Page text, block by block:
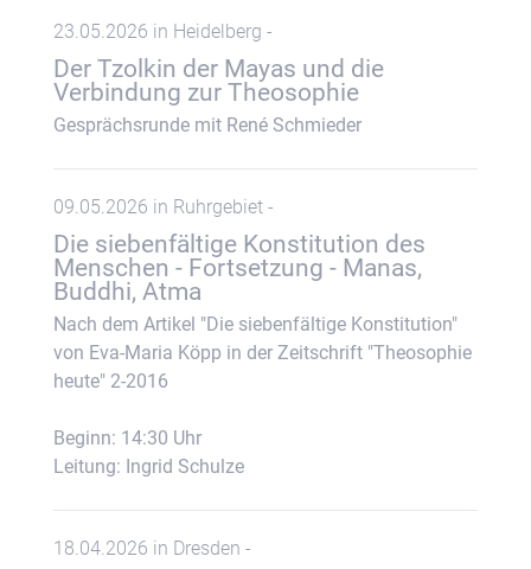
23.05.2026 in Heidelberg -
Der Tzolkin der Mayas und die
Verbindung zur Theosophie
Gesprächsrunde mit René Schmieder
09.05.2026 in Ruhrgebiet -
Die siebenfältige Konstitution des
Menschen - Fortsetzung - Manas,
Buddhi, Atma
Nach dem Artikel "Die siebenfältige Konstitution"
von Eva-Maria Köpp in der Zeitschrift "Theosophie
heute" 2-2016
Beginn: 14:30 Uhr
Leitung: Ingrid Schulze
18.04.2026 in Dresden -